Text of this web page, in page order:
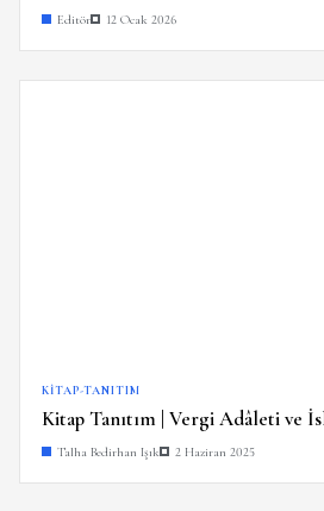
Editör 12 Ocak 2026
KITAP-TANITIM
Kitap Tanıtım | Vergi Adâleti ve
Talha Bedirhan Işık 2 Haziran 2025